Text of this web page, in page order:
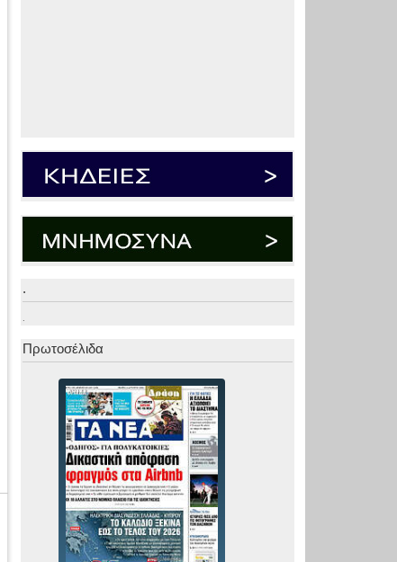
.
.
Πρωτοσέλιδα